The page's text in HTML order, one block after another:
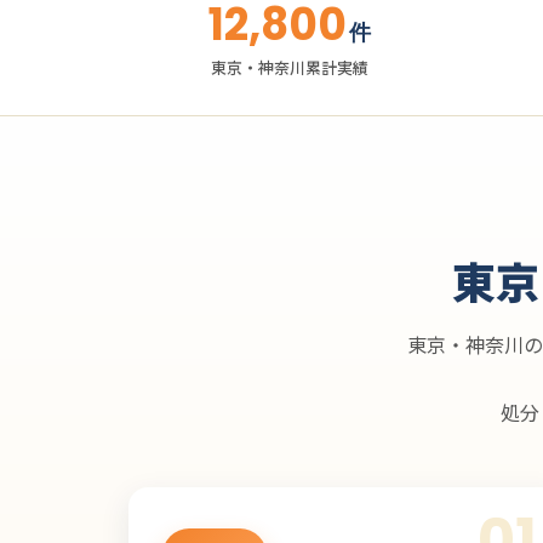
12,800件
東京・神奈川累計実績
東
東京・神奈川
処